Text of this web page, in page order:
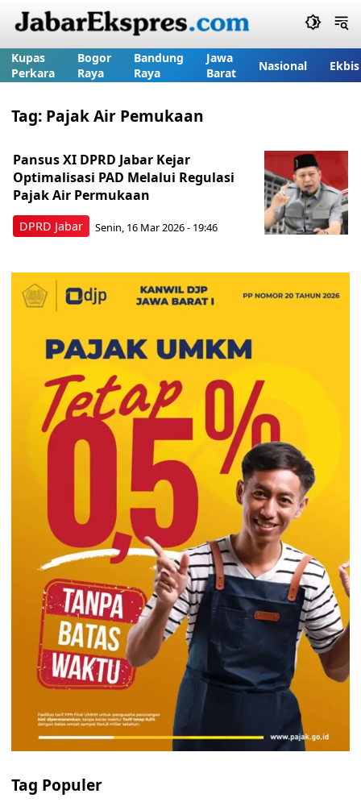
Kupas
Perkara
Bogor
Raya
Bandung
Raya
Jawa
Barat
Nasional Ekbis
Tag: Pajak Air Pemukaan
DPRD Jabar
Pansus XI DPRD Jabar Kejar
Optimalisasi PAD Melalui Regulasi
Pajak Air Permukaan
Senin, 16 Mar 2026 - 19:46
Tag Populer